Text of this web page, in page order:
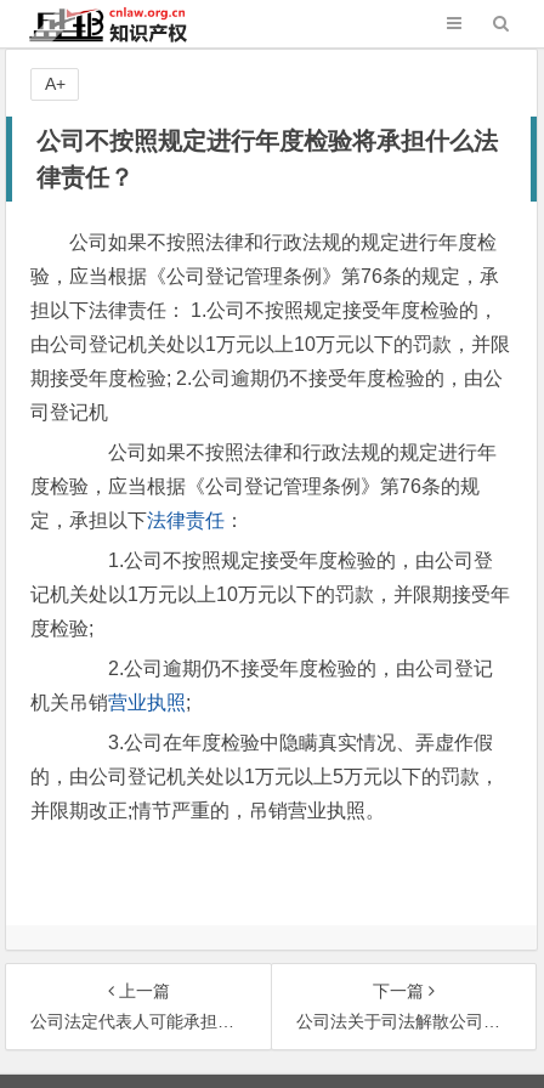
公司不按照规定进行年度检验将承担什么法
律责任？
公司如果不按照法律和行政法规的规定进行年度检
验，应当根据《公司登记管理条例》第76条的规定，承
担以下法律责任： 1.公司不按照规定接受年度检验的，
由公司登记机关处以1万元以上10万元以下的罚款，并限
期接受年度检验; 2.公司逾期仍不接受年度检验的，由公
司登记机
公司如果不按照法律和行政法规的规定进行年
度检验，应当根据《公司登记管理条例》第76条的规
定，承担以下法律责任 ：
1.公司不按照规定接受年度检验的，由公司登
记机关处以1万元以上10万元以下的罚款，并限期接受年
度检验;
2.公司逾期仍不接受年度检验的，由公司登记
机关吊销营业执照;
3.公司在年度检验中隐瞒真实情况、弄虚作假
的，由公司登记机关处以1万元以上5万元以下的罚款，
并限期改正;情节严重的，吊销营业执照。
A+
上一篇
公司法定代表人可能承担哪些法律责任？
下一篇
公司法关于司法解散公司的条件规定
文